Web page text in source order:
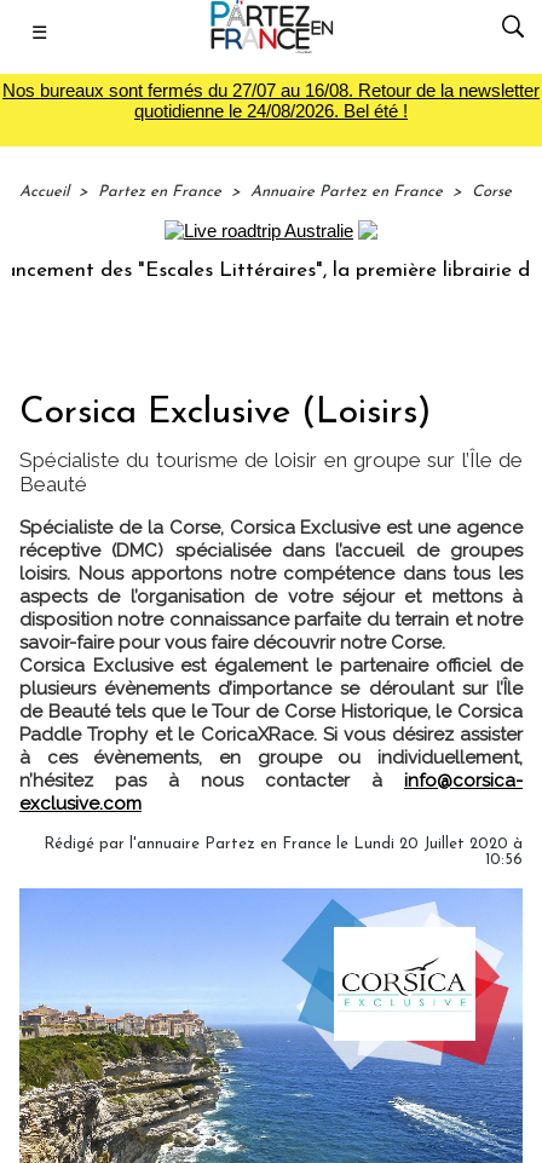
☰
Nos bureaux sont fermés du 27/07 au 16/08. Retour de la newsletter
quotidienne le 24/08/2026. Bel été !
Accueil > Partez en France > Annuaire Partez en France > Corse
"Escales Littéraires", la première librairie du voyage
Corsica Exclusive (Loisirs)
Spécialiste du tourisme de loisir en groupe sur l’Île de
Beauté
Spécialiste de la Corse, Corsica Exclusive est une agence
réceptive (DMC) spécialisée dans l’accueil de groupes
loisirs. Nous apportons notre compétence dans tous les
aspects de l’organisation de votre séjour et mettons à
disposition notre connaissance parfaite du terrain et notre
savoir-faire pour vous faire découvrir notre Corse.
Corsica Exclusive est également le partenaire officiel de
plusieurs évènements d’importance se déroulant sur l’Île
de Beauté tels que le Tour de Corse Historique, le Corsica
Paddle Trophy et le CoricaXRace. Si vous désirez assister
à ces évènements, en groupe ou individuellement,
n’hésitez pas à nous contacter à info@corsica-
exclusive.com
Rédigé par l'annuaire Partez en France le Lundi 20 Juillet 2020 à
10:56